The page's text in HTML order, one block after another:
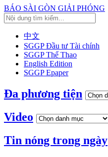
BÁO SÀI GÒN GIẢI PHÓNG
中文
SGGP Đầu tư Tài chính
SGGP Thể Thao
English Edition
SGGP Epaper
Đa phương tiện
Video
Tin nóng trong ngày